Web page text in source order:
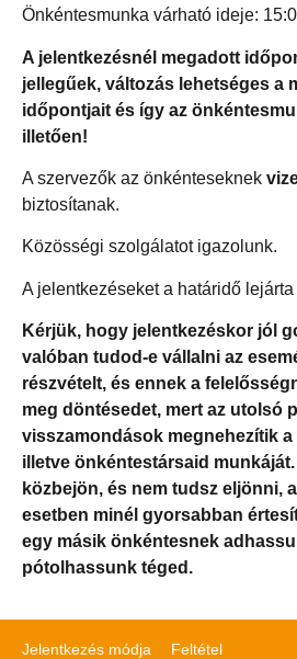
Önkéntesmunka várható ideje:
A jelentkezésnél megadott
jellegűek, változás lehetséges a
időpontjait és így az
illetően!
A szervezők az önkénteseknek
biztosítanak.
Közösségi szolgálatot igazolunk.
A jelentkezéseket a határidő
Kérjük, hogy jelentkezéskor jól
valóban tudod-e vállalni az
részvételt, és ennek a
meg döntésedet, mert az utolsó
visszamondások megnehezítik
illetve önkéntestársaid
közbejön, és nem tudsz eljönni,
esetben minél gyorsabban
egy másik önkéntesnek
pótolhassunk téged.
Jelentkezés módja Feltétel